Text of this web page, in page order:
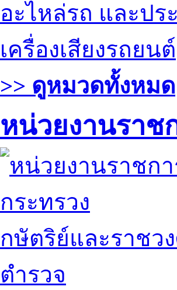
อะไหล่รถ และปร
เครื่องเสียงรถยนต์
>> ดูหมวดทั้งหมด
หน่วยงานราช
กระทรวง
กษัตริย์และราชว
ตำรวจ